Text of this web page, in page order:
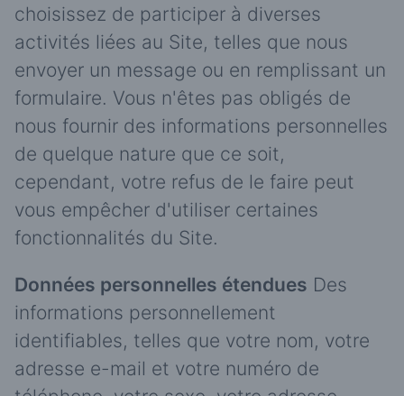
choisissez de participer à diverses
activités liées au Site, telles que nous
envoyer un message ou en remplissant un
formulaire. Vous n'êtes pas obligés de
nous fournir des informations personnelles
de quelque nature que ce soit,
cependant, votre refus de le faire peut
vous empêcher d'utiliser certaines
fonctionnalités du Site.
Données personnelles étendues Des
informations personnellement
identifiables, telles que votre nom, votre
adresse e-mail et votre numéro de